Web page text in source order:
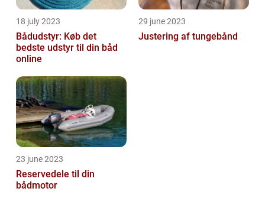
18 july 2023
Bådudstyr: Køb det
bedste udstyr til din båd
online
29 june 2023
Justering af tungebånd
23 june 2023
Reservedele til din
bådmotor